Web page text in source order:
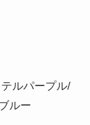
ルパープル/
ルー